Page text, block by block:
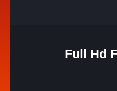
Full Hd